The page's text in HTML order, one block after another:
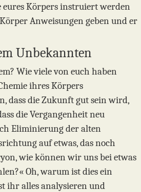
eures Körpers instruiert werden
Anweisungen geben und er
Unbekannten
Wie viele von euch haben
ihres Körpers
dass die Zukunft gut sein wird,
die Vergangenheit neu
Eliminierung der alten
auf etwas, das noch
wie können wir uns bei etwas
Oh, warum ist dies ein
ihr alles analysieren und